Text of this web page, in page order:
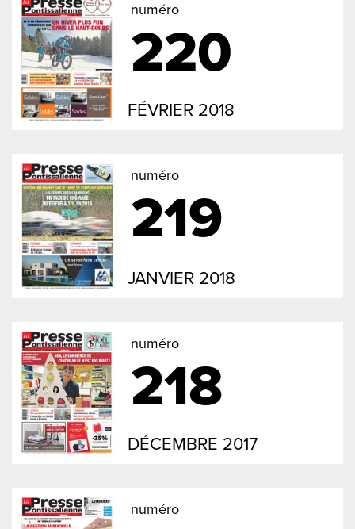
FÉVRIER 2018
numéro
220
JANVIER 2018
numéro
219
DÉCEMBRE 2017
numéro
218
numéro